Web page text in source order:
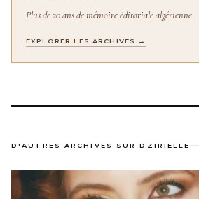
Plus de 20 ans de mémoire éditoriale algérienne
EXPLORER LES ARCHIVES →
D'AUTRES ARCHIVES SUR DZIRIELLE